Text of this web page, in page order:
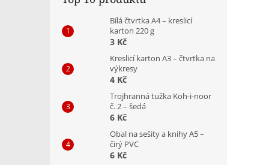
Bílá čtvrtka A4 – kreslicí
karton 220 g
3 Kč
Kreslicí karton A3 – čtvrtka na
výkresy
4 Kč
Trojhranná tužka Koh-i-noor
č. 2 – šedá
6 Kč
Obal na sešity a knihy A5 –
čirý PVC
6 Kč